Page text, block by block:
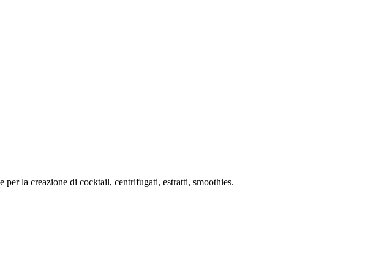
per la creazione di cocktail, centrifugati, estratti, smoothies.